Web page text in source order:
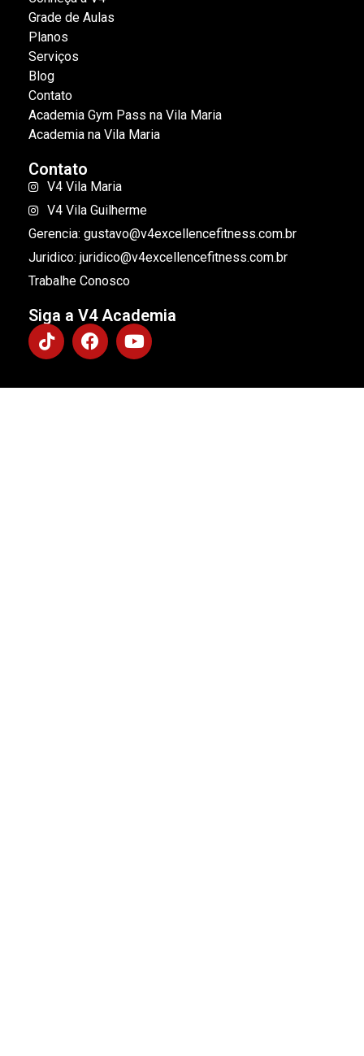
Grade de Aulas
Planos
Serviços
Blog
Contato
Academia Gym Pass na Vila Maria
Academia na Vila Maria
Contato
V4 Vila Maria
V4 Vila Guilherme
Gerencia: gustavo@v4excellencefitness.com.br
Juridico: juridico@v4excellencefitness.com.br
Trabalhe Conosco
Siga a V4 Academia